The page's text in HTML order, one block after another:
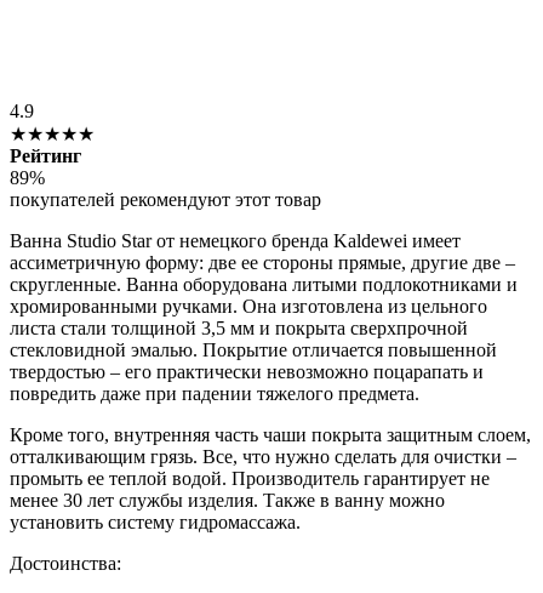
4.9
★★★★★
Рейтинг
89%
покупателей рекомендуют этот товар
Ванна Studio Star от немецкого бренда Kaldewei имеет
ассиметричную форму: две ее стороны прямые, другие две –
скругленные. Ванна оборудована литыми подлокотниками и
хромированными ручками. Она изготовлена из цельного
листа стали толщиной 3,5 мм и покрыта сверхпрочной
стекловидной эмалью. Покрытие отличается повышенной
твердостью – его практически невозможно поцарапать и
повредить даже при падении тяжелого предмета.
Кроме того, внутренняя часть чаши покрыта защитным слоем,
отталкивающим грязь. Все, что нужно сделать для очистки –
промыть ее теплой водой. Производитель гарантирует не
менее 30 лет службы изделия. Также в ванну можно
установить систему гидромассажа.
Достоинства: